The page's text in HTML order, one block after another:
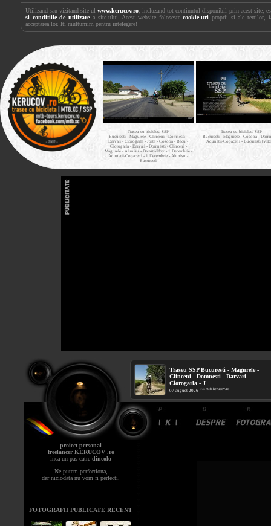
Utilizand sau vizitand site-ulwww.kerucov.ro , incluzand tot continutul disponibil prin acest site,
si conditiile de utilizare a site-ului. Acest website folosestecookie-uri proprii si ale tertilor,
acceptarea lor. Iti multumim pentru intelegere!
Traseu cu bicicleta SSP
Bucuresti - Magurele - Clinceni - Domnesti -
Darvari - Ciorogarla - Joita - Cosoba - Bacu -
Ciorogarla - Darvari - Domnesti - Clinceni -
Magurele - Alunisu - Darasti-Ilfov - 1 Decembrie -
Adunatii-Copaceni - 1 Decembrie - Alunisu -
Bucuresti
Traseu cu bicicleta SSP
Bucuresti - Magurele - Cosoba -
Adunatii-Copaceni - Bucuresti
Traseu SSP Bucuresti - Magurele -
Clinceni - Domnesti - Darvari -
Ciorogarla - J...
07 august 2026 / via mtb.kerucov.ro
proiect personal
freelancer KERUCOV .ro
inca un pas catre dincolo
Ne putem perfectiona,
dar niciodata nu vom fi perfecti.
FOTOGRAFII PUBLICATE RECENT